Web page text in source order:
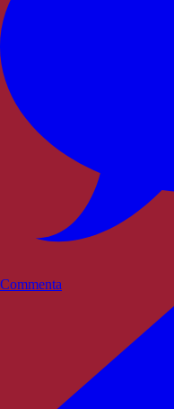
Commenta